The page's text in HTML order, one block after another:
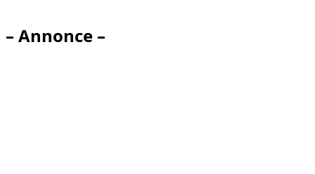
– Annonce –